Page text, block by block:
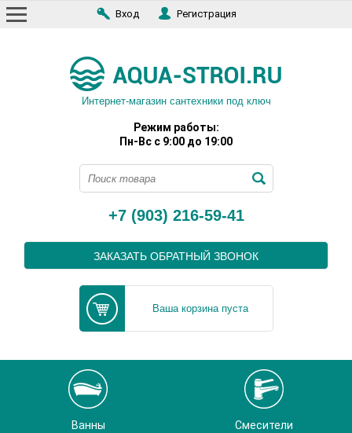
Вход Регистрация
Интернет-магазин сантехники под ключ
Режим работы:
Пн-Вс с 9:00 до 19:00
+7 (903) 216-59-41
ЗАКАЗАТЬ ОБРАТНЫЙ ЗВОНОК
Ваша корзина пуста
Ванны Смесители